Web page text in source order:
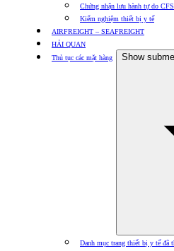
Chứng nhận lưu hành tự do CFS
Kiểm nghiệm thiết bị y tế
AIRFREIGHT – SEAFREIGHT
HẢI QUAN
Thủ tục các mặt hàng
Show
Danh mục trang thiết bị y tế đã